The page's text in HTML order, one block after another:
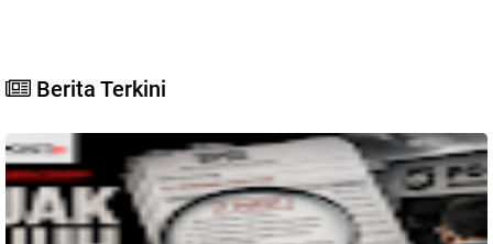
Berita Terkini